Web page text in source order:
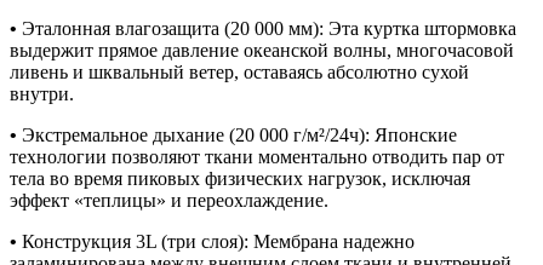
• Эталонная влагозащита (20 000 мм): Эта куртка штормовка
выдержит прямое давление океанской волны, многочасовой
ливень и шквальный ветер, оставаясь абсолютно сухой
внутри.
• Экстремальное дыхание (20 000 г/м²/24ч): Японские
технологии позволяют ткани моментально отводить пар от
тела во время пиковых физических нагрузок, исключая
эффект «теплицы» и переохлаждение.
• Конструкция 3L (три слоя): Мембрана надежно